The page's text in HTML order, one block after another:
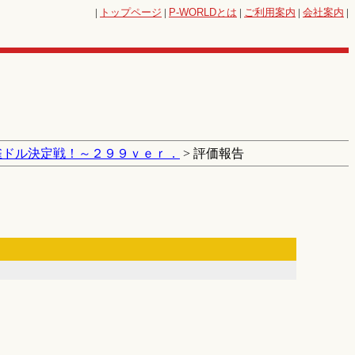
| トップページ | P-WORLDとは | ご利用案内 | 会社案内 |
ル決定戦！～２９９ｖｅｒ． > 評価報告